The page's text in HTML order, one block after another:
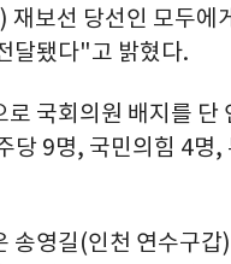
보선 당선인 모두에
달됐다"고 밝혔다.
로 국회의원 배지를 단
당 9명, 국민의힘 4명,
송영길(인천 연수구